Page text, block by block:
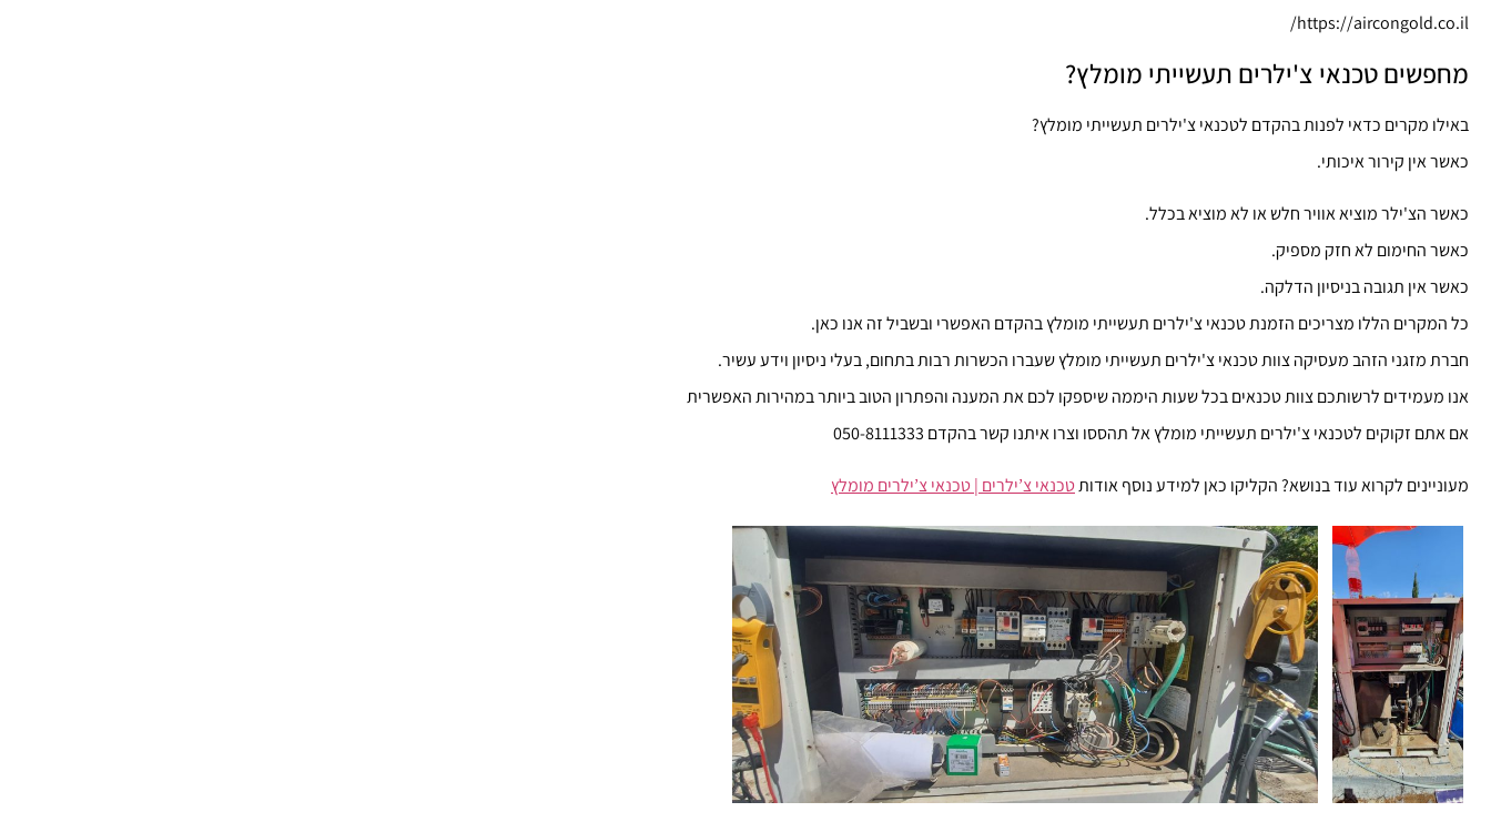
https://aircongold.co.il/
מחפשים טכנאי צ'ילרים תעשייתי מומלץ?
באילו מקרים כדאי לפנות בהקדם לטכנאי צ'ילרים תעשייתי מומלץ?
כאשר אין קירור איכותי.
כאשר הצ'ילר מוציא אוויר חלש או לא מוציא בכלל.
כאשר החימום לא חזק מספיק.
כאשר אין תגובה בניסיון הדלקה.
כל המקרים הללו מצריכים הזמנת טכנאי צ'ילרים תעשייתי מומלץ בהקדם האפשרי ובשביל זה אנו כאן.
חברת מזגני הזהב מעסיקה צוות טכנאי צ'ילרים תעשייתי מומלץ שעברו הכשרות רבות בתחום, בעלי ניסיון וידע עשיר.
אנו מעמידים לרשותכם צוות טכנאים בכל שעות היממה שיספקו לכם את המענה והפתרון הטוב ביותר במהירות האפשרית
אם אתם זקוקים לטכנאי צ'ילרים תעשייתי מומלץ אל תהססו וצרו איתנו קשר בהקדם 050-8111333
מעוניינים לקרוא עוד בנושא? הקליקו כאן למידע נוסף אודותטכנאי צ’ילרים | טכנאי צ’ילרים מומלץ